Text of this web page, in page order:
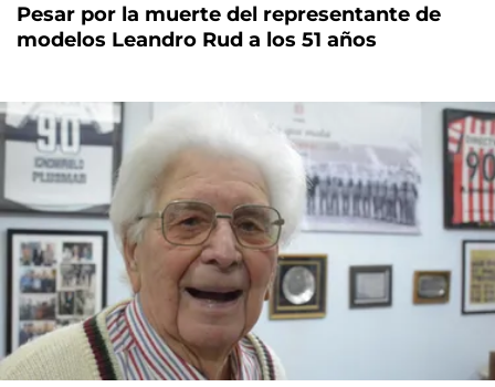
Pesar por la muerte del representante de
modelos Leandro Rud a los 51 años